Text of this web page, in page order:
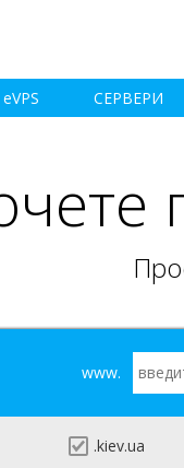
eVPS СЕРВЕРИ
www.
.kiev.ua